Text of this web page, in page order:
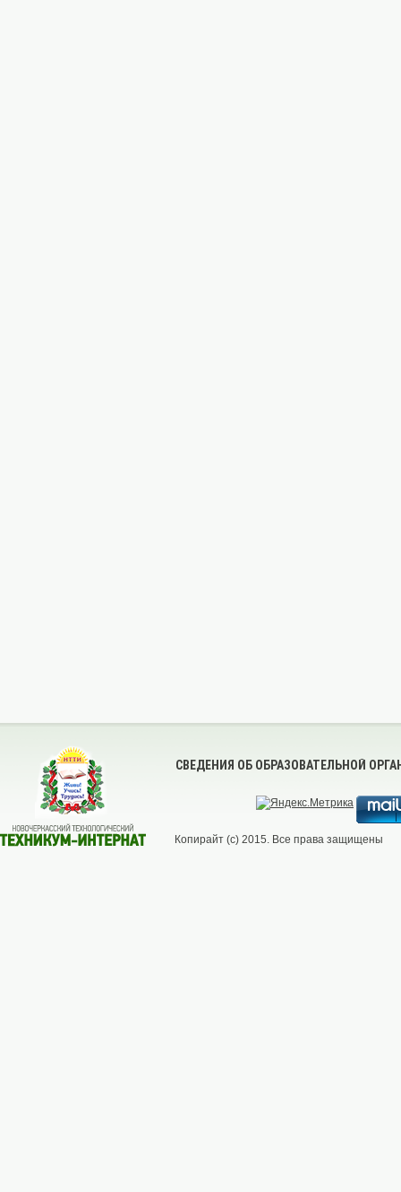
СВЕДЕНИЯ ОБ ОБРАЗОВАТЕЛЬНОЙ
Копирайт (с) 2015. Все права защищены